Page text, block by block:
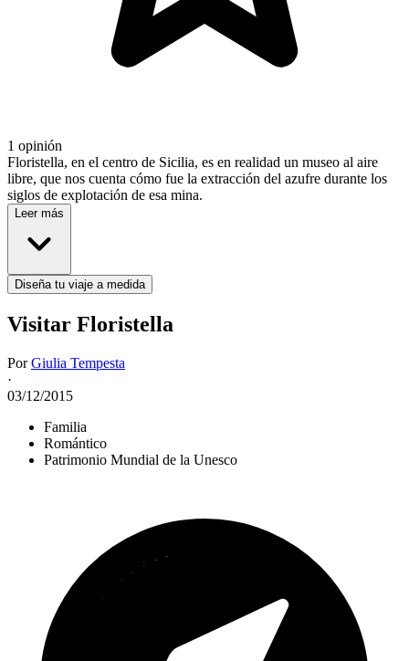
1 opinión
Floristella, en el centro de Sicilia, es en realidad un museo al aire
libre, que nos cuenta cómo fue la extracción del azufre durante los
siglos de explotación de esa mina.
Leer más
Diseña tu viaje a medida
Visitar Floristella
PorGiulia Tempesta
·
03/12/2015
Familia
Romántico
Patrimonio Mundial de la Unesco